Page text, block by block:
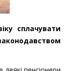
сплачувати